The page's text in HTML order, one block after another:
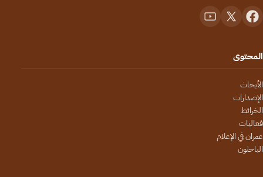
المحتوى
الأبحاث
الإصدارات
الخرائط
فعاليات
عمران في الإعلام
الباحثون